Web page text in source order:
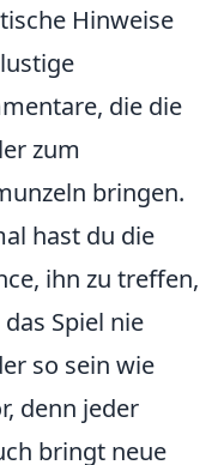
Hinweise
die die
zum
bringen.
hast du die
ihn zu treffen,
Spiel nie
so sein wie
denn jeder
bringt neue